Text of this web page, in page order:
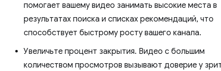
помогает вашему видео занимать высокие места в
результатах поиска и списках рекомендаций, что
способствует быстрому росту вашего канала.
Увеличьте процент закрытия. Видео с большим
количеством просмотров вызывают доверие у